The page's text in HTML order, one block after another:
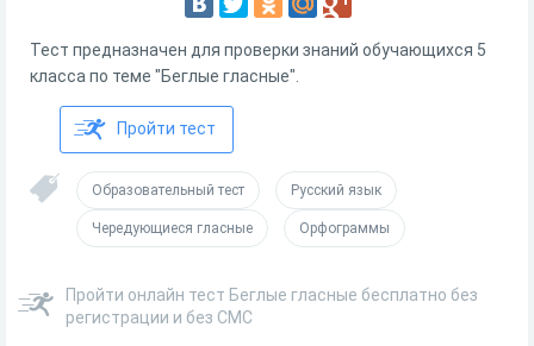
Тест предназначен для проверки знаний обучающихся 5
класса по теме "Беглые гласные".
Пройти тест
Образовательный тест Русский язык
Чередующиеся гласные Орфограммы
Пройти онлайн тест Беглые гласные бесплатно без
регистрации и без СМС